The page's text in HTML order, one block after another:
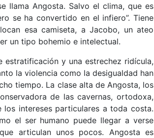
llama Angosta. Salvo el clima, que es
se ha convertido en el infiero”. Tiene
esa camiseta, a Jacobo, un ateo
un tipo bohemio e intelectual.
estratificación y una estrechez ridícula,
la violencia como la desigualdad han
tiempo. La clase alta de Angosta, los
de las cavernas, ortodoxa,
intereses particulares a toda costa.
el ser humano puede llegar a verse
articulan unos pocos. Angosta es